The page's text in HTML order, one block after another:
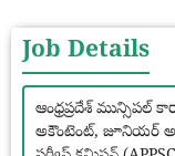
Job Details
ఆంధ్రప్రదేశ్
అకౌంటెంట్, జూనియర్